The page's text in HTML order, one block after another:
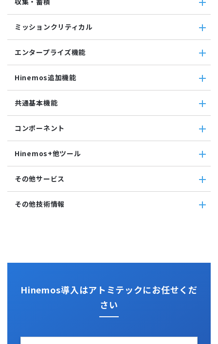
カスタム監視
バイナリファイル監視
収集値統合監視
ログ件数監視
システムログ監視
JMX監視
SQL監視
SNMPTRAP監視
SNMP監視
HTTPシナリオ監視
Hinemosエージェント監視
Windowsイベント監視
サービス・ポート監視
リソース監視
プロセス監視
ジョブ機能全般について
コマンドジョブ
ファイル転送ジョブ
参照ジョブ
環境構築機能
実行契機
ファイルチェックジョブ
監視ジョブ
承認ジョブ
転送
ダウンロード
検索
蓄積
収集
ミッションクリティカル
ミッションクリティカル（Linux）
ミッションクリティカル（Windows）
エンタープライズ機能
インシデント管理連携ツール
Grafana
ユーティリティ機能
レポーティング
ノードマップ
Hinemos追加機能
Hinemosインシデントダッシュボード
メッセージフィルタ
Hinemosセキュリティオプション
共通基本機能
セルフチェック
メンテナンス
通知
アカウント
カレンダ
コンポーネント
Hinemosエージェント
Hinemosクライアント
Hinemosマネージャ
Hinemos+他ツール
google apps
teams
slack
その他サービス
CloudGate UNO
その他技術情報
Hinemos導入はアトミテックにお任せくだ
さい